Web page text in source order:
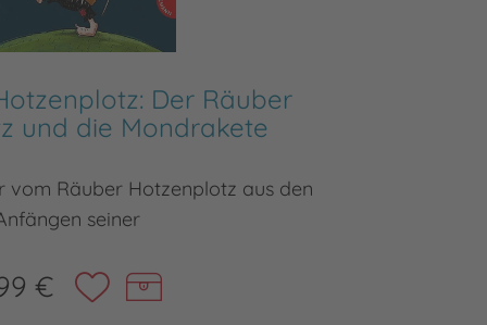
Der Räuber
und die Mondrakete
vom Räuber Hotzenplotz aus den
seiner
€